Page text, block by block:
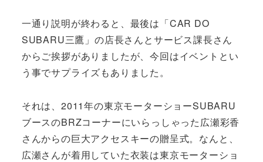
一通り説明が終わると、最後は「CAR DO
SUBARU三鷹」の店長さんとサービス課長さん
からご挨拶がありましたが、今回はイベントとい
う事でサプライズもありました。
それは、2011年の東京モーターショーSUBARU
ブースのBRZコーナーにいらっしゃった広瀬彩香
さんからの巨大アクセスキーの贈呈式。なんと、
広瀬さんが着用していた衣装は東京モーターショ